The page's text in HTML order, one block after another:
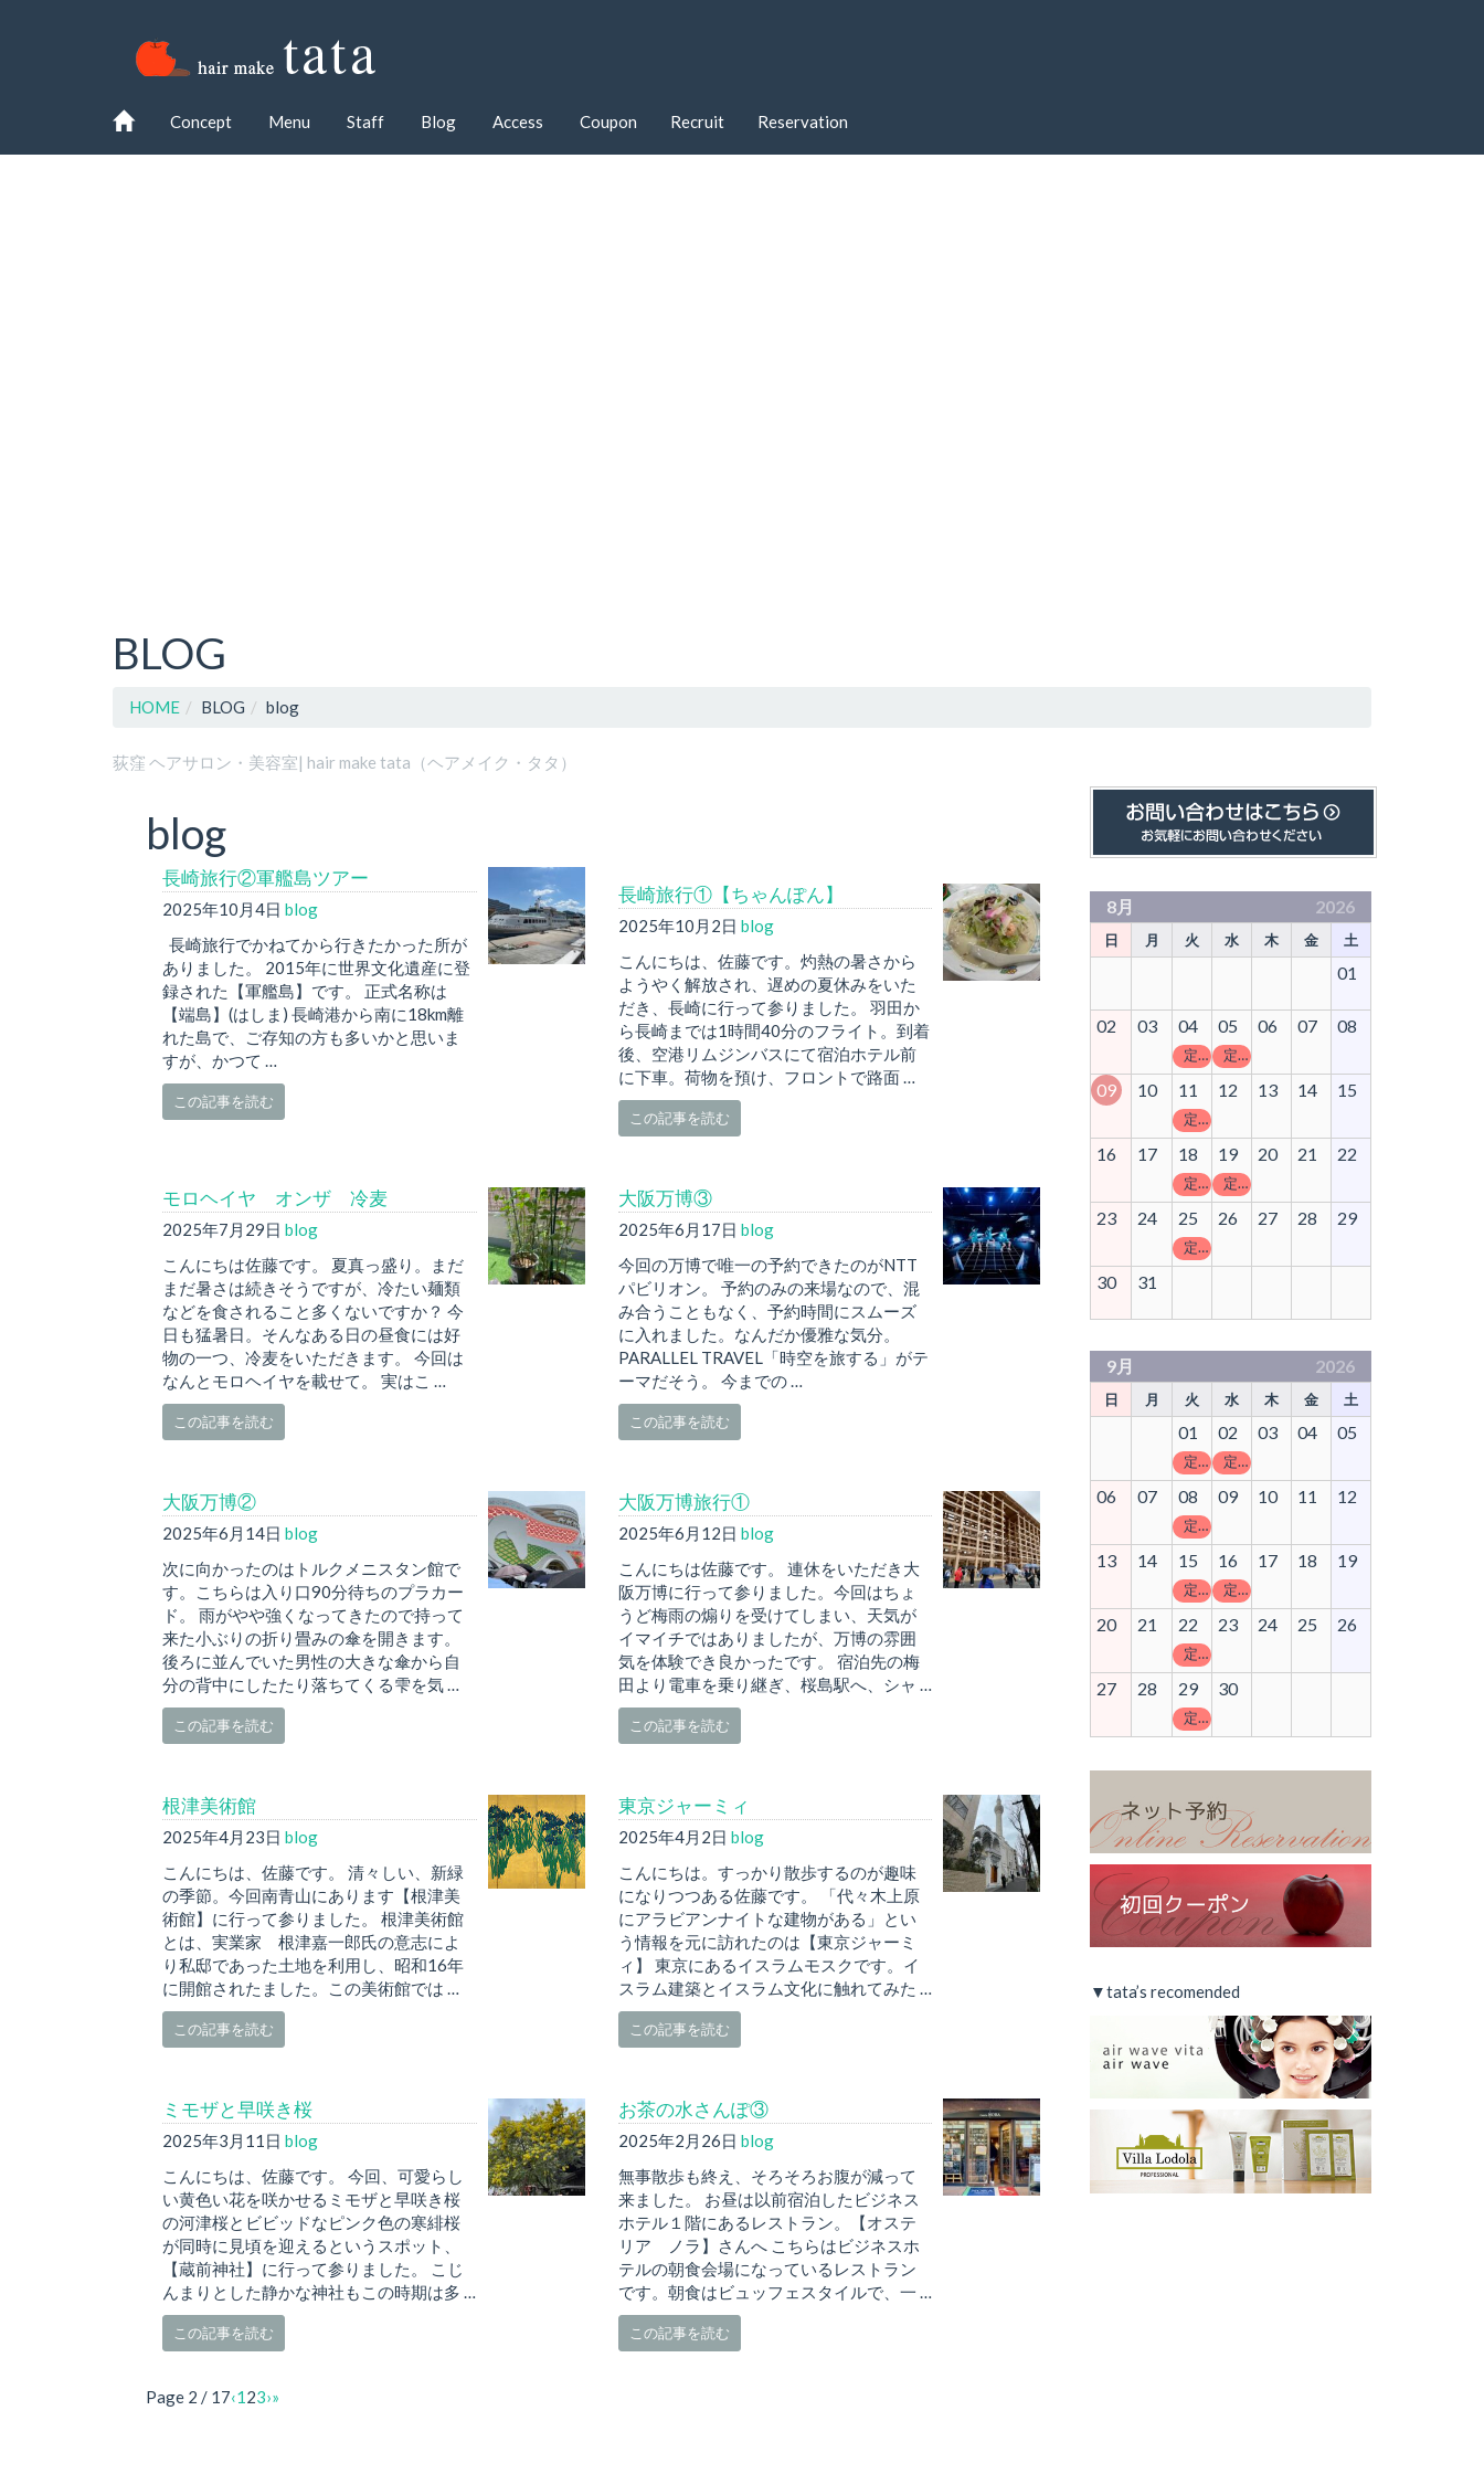
Concept Menu Staff Blog Access Coupon Recruit Reservation
BLOG
HOME BLOG blog
荻窪 ヘアサロン・美容室| hair make tata（ヘアメイク・タタ）
blog
長崎旅行②軍艦島ツアー
2025年10月4日 blog
長崎旅行でかねてから行きたかった所が
ありました。 2015年に世界文化遺産に登
録された【軍艦島】です。 正式名称は
【端島】(はしま) 長崎港から南に18km離
れた島で、ご存知の方も多いかと思いま
すが、かつて …
この記事を読む
長崎旅行①【ちゃんぽん】
2025年10月2日 blog
こんにちは、佐藤です。灼熱の暑さから
ようやく解放され、遅めの夏休みをいた
だき、長崎に行って参りました。 羽田か
ら長崎までは1時間40分のフライト。到着
後、空港リムジンバスにて宿泊ホテル前
に下車。荷物を預け、フロントで路面 …
この記事を読む
モロヘイヤ オンザ 冷麦
2025年7月29日 blog
こんにちは佐藤です。 夏真っ盛り。まだ
まだ暑さは続きそうですが、冷たい麺類
などを食されること多くないですか？ 今
日も猛暑日。そんなある日の昼食には好
物の一つ、冷麦をいただきます。 今回は
なんとモロヘイヤを載せて。 実はこ …
この記事を読む
大阪万博③
2025年6月17日 blog
今回の万博で唯一の予約できたのがNTT
パビリオン。 予約のみの来場なので、混
み合うこともなく、予約時間にスムーズ
に入れました。なんだか優雅な気分。
PARALLEL TRAVEL「時空を旅する」がテ
ーマだそう。 今までの …
この記事を読む
大阪万博②
2025年6月14日 blog
次に向かったのはトルクメニスタン館で
す。こちらは入り口90分待ちのプラカー
ド。 雨がやや強くなってきたので持って
来た小ぶりの折り畳みの傘を開きます。
後ろに並んでいた男性の大きな傘から自
分の背中にしたたり落ちてくる雫を気 …
この記事を読む
大阪万博旅行①
2025年6月12日 blog
こんにちは佐藤です。 連休をいただき大
阪万博に行って参りました。今回はちょ
うど梅雨の煽りを受けてしまい、天気が
イマイチではありましたが、万博の雰囲
気を体験でき良かったです。 宿泊先の梅
田より電車を乗り継ぎ、桜島駅へ、シャ …
この記事を読む
根津美術館
2025年4月23日 blog
こんにちは、佐藤です。 清々しい、新緑
の季節。今回南青山にあります【根津美
術館】に行って参りました。 根津美術館
とは、実業家 根津嘉一郎氏の意志によ
り私邸であった土地を利用し、昭和16年
に開館されたました。この美術館では …
この記事を読む
東京ジャーミィ
2025年4月2日 blog
こんにちは。すっかり散歩するのが趣味
になりつつある佐藤です。 「代々木上原
にアラビアンナイトな建物がある」とい
う情報を元に訪れたのは【東京ジャーミ
ィ】 東京にあるイスラムモスクです。イ
スラム建築とイスラム文化に触れてみた …
この記事を読む
ミモザと早咲き桜
2025年3月11日 blog
こんにちは、佐藤です。 今回、可愛らし
い黄色い花を咲かせるミモザと早咲き桜
の河津桜とビビッドなピンク色の寒緋桜
が同時に見頃を迎えるというスポット、
【蔵前神社】に行って参りました。 こじ
んまりとした静かな神社もこの時期は多 …
この記事を読む
お茶の水さんぽ③
2025年2月26日 blog
無事散歩も終え、そろそろお腹が減って
来ました。 お昼は以前宿泊したビジネス
ホテル１階にあるレストラン。【オステ
リア ノラ】さんへ こちらはビジネスホ
テルの朝食会場になっているレストラン
です。朝食はビュッフェスタイルで、一 …
この記事を読む
Page 2 / 17‹123›»
8月 2026
日 月 火 水 木 金 土
01
02 03 04
定休日
05
定休日
06 07 08
09 10 11
定休日
12 13 14 15
16 17 18
定休日
19
定休日
20 21 22
23 24 25
定休日
26 27 28 29
30 31
9月 2026
日 月 火 水 木 金 土
01
定休日
02
定休日
03 04 05
06 07 08
定休日
09 10 11 12
13 14 15
定休日
16
定休日
17 18 19
20 21 22
定休日
23 24 25 26
27 28 29
定休日
30
▼tata’s recomended